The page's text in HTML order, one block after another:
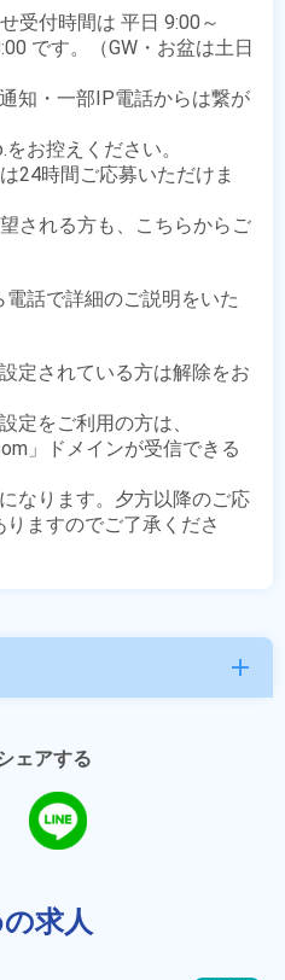
受付時間は 平日 9:00～
です。（GW・お盆は土日
知・一部IP電話からは繋が
お控えください。
24時間ご応募いただけま
される方も、こちらからご
話で詳細のご説明をいた
定されている方は解除をお
定をご利用の方は、
」ドメインが受信できる
なります。夕方以降のご応
ますのでご了承くださ
add
ェアする
求人